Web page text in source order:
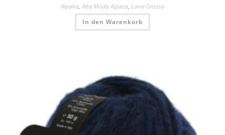
Alpaka,Alta Moda Alpaca, Lana Grossa
In den Warenkorb